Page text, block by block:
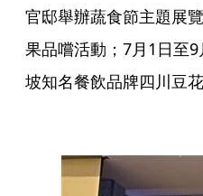
官邸舉辦蔬食節主題展
果品嚐活動；7月1日至
坡知名餐飲品牌四川豆